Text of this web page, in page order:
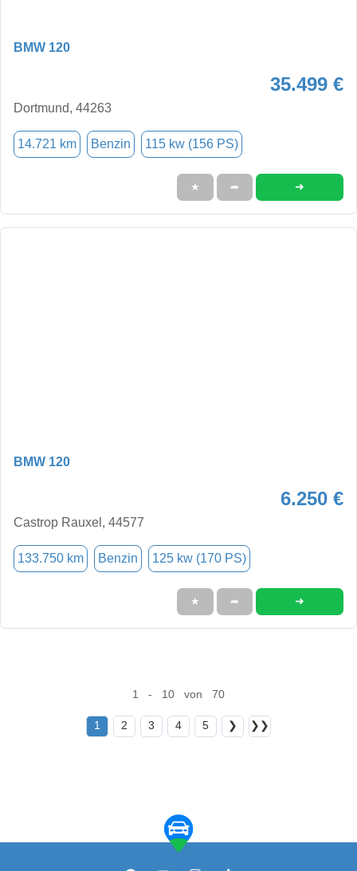
BMW 120
35.499 €
Dortmund, 44263
14.721 km Benzin 115 kw (156 PS)
★ ➦ ➜
BMW 120
6.250 €
Castrop Rauxel, 44577
133.750 km Benzin 125 kw (170 PS)
★ ➦ ➜
1 - 10 von 70
1 2 3 4 5 ❯ ❯❯